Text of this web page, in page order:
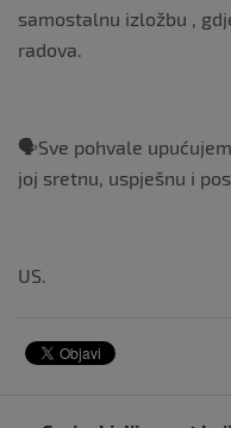
samostalnu izložbu ,
radova.
🗣Sve pohvale
joj sretnu, uspješnu i
US.